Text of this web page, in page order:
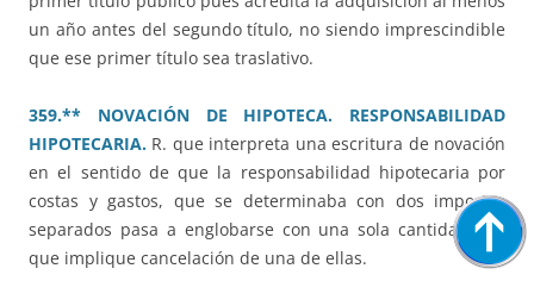
un año antes del segundo título, no siendo imprescindible
que ese primer título sea traslativo.
359.** NOVACIÓN DE HIPOTECA. RESPONSABILIDAD
HIPOTECARIA. R. que interpreta una escritura de novación
en el sentido de que la responsabilidad hipotecaria por
costas y gastos, que se determinaba con dos importes
separados pasa a englobarse con una sola cantidad, sin
que implique cancelación de una de ellas.